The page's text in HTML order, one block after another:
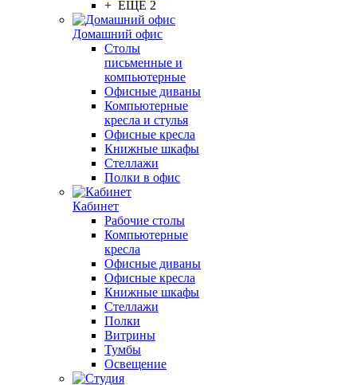
+ ЕЩЕ 2
Домашний офис
Столы
письменные и
компьютерные
Офисные диваны
Компьютерные
кресла и стулья
Офисные кресла
Книжные шкафы
Стеллажи
Полки в офис
Кабинет
Рабочие столы
Компьютерные
кресла
Офисные диваны
Офисные кресла
Книжные шкафы
Стеллажи
Полки
Витрины
Тумбы
Освещение